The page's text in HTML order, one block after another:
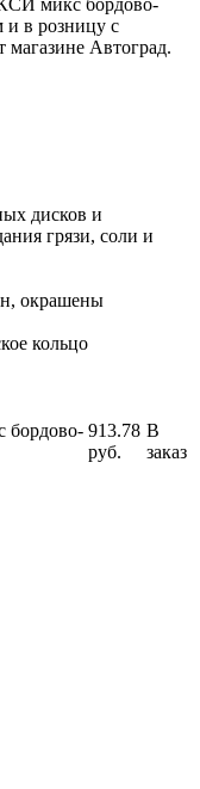
дисков и
грязи, соли и
окрашены
кольцо
бордово- 913.78
руб.
В
заказ